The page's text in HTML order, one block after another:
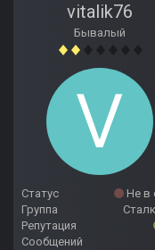
vitalik76
Бывалый
Статус
Не в
Группа
Репутация
Сообщений